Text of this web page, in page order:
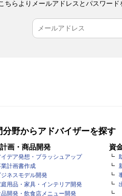
ちらよりメールアドレスとパスワード
分野からアドバイザーを探す
画・商品開発
イデア発想・ブラッシュアップ
計画書作成
ジネスモデル開発
用品・家具・インテリア開発
開発・飲食店メニュー開発
資